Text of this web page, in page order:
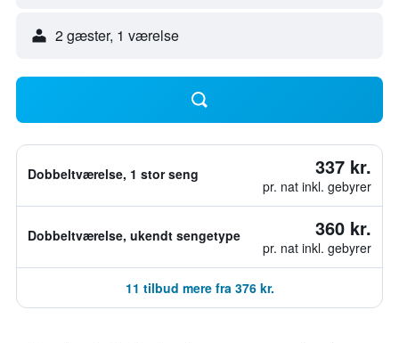
2 gæster, 1 værelse
Dobbeltværelse, 1 stor seng 337 kr.
pr. nat inkl. gebyrer
Dobbeltværelse, ukendt sengetype 360 kr.
pr. nat inkl. gebyrer
11 tilbud mere fra 376 kr.